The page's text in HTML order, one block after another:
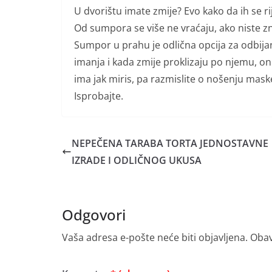
U dvorištu imate zmije? Evo kako da ih se
Od sumpora se više ne vraćaju, ako niste
Sumpor u prahu je odlična opcija za
imanja i kada zmije proklizaju po njemu,
ima jak miris, pa razmislite o nošenju
Isprobajte.
NEPEČENA TARABA TORTA JEDNOSTAVNE
IZRADE I ODLIČNOG UKUSA
Odgovori
Vaša adresa e-pošte neće biti objavljena.